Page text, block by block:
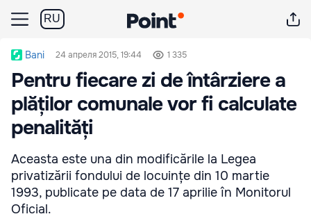
RU
Bani 24 апреля 2015, 19:44 1 335
Pentru fiecare zi de întârziere a
plăților comunale vor fi calculate
penalități
Aceasta este una din modificările la Legea
privatizării fondului de locuințe din 10 martie
1993, publicate pe data de 17 aprilie în Monitorul
Oficial.